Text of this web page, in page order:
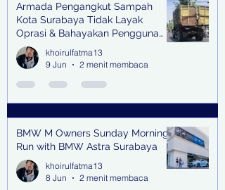
Armada Pengangkut Sampah
Kota Surabaya Tidak Layak
Oprasi & Bahayakan Pengguna
Jalan
khoirulfatma13
9 Jun
2 menit membaca
BMW M Owners Sunday Morning
Run with BMW Astra Surabaya
khoirulfatma13
8 Jun
2 menit membaca